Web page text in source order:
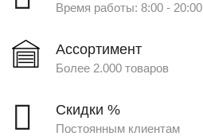
Время работы: 8:00 - 20:00
Ассортимент
Более 2.000 товаров
Скидки %
Постоянным клиентам